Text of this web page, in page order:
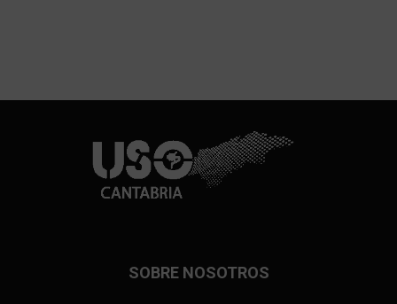
SOBRE NOSOTROS